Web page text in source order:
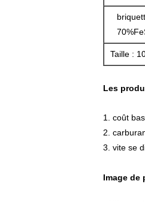
Taille :
Les
1. coût bas
2.
3. vite se
Image de